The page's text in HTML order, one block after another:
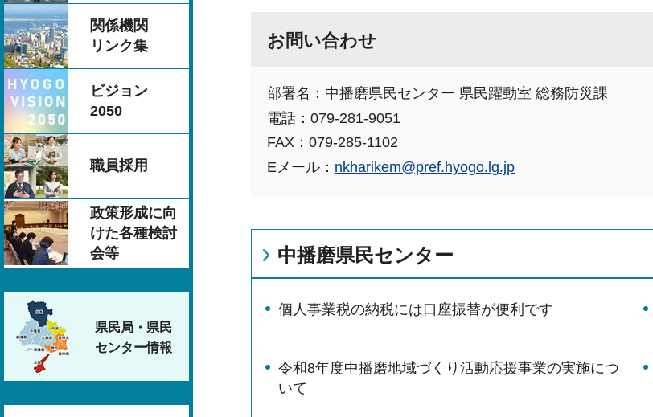
関係機関
リンク集
ビジョン
2050
職員採用
政策形成に向
けた各種検討
会等
県民局・県民
センター情報
お問い合わせ
部署名：中播磨県民センター 県民躍動室 総務防災課
電話：079-281-9051
FAX：079-285-1102
Eメール： nkharikem@pref.hyogo.lg.jp
中播磨県民センター
個⼈事業税の納税には口座振替が便利です
令和8年度中播磨地域づくり活動応援事業の実施につ
いて